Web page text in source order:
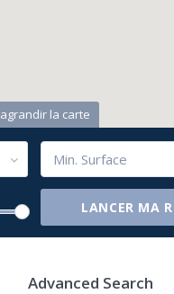
agrandir la carte
Advanced Search